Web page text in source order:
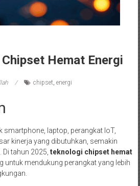
Hemat Energi
chipset, energi
smartphone, laptop, perangkat IoT,
kinerja yang dibutuhkan, semakin
tahun 2025, teknologi chipset hemat
untuk mendukung perangkat yang lebih